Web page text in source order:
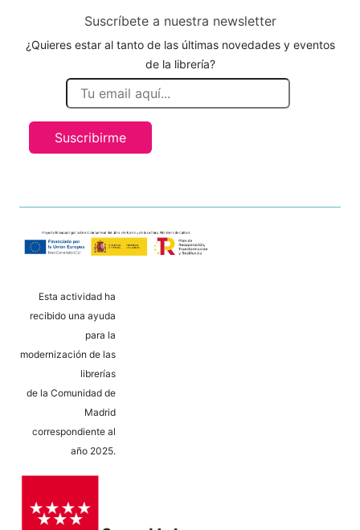
Suscríbete a nuestra newsletter
¿Quieres estar al tanto de las últimas novedades y eventos
de la librería?
Suscribirme
Esta actividad ha
recibido una ayuda
para la
modernización de las
librerías
de la Comunidad de
Madrid
correspondiente al
año 2025.